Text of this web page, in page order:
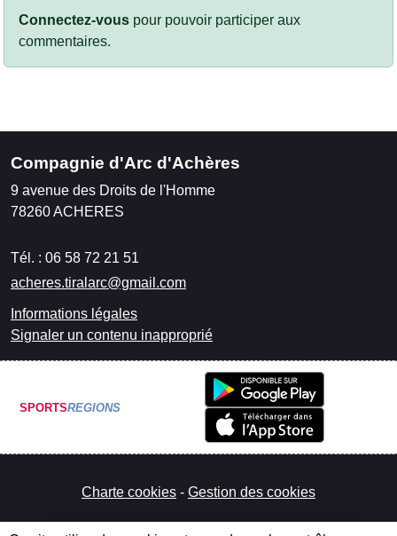
Connectez-vous pour pouvoir participer aux
commentaires.
Compagnie d'Arc d'Achères
9 avenue des Droits de l'Homme
78260ACHERES
Tél. : 06 58 72 21 51
acheres.tiralarc@gmail.com
Informations légales
Signaler un contenu inapproprié
SPORTSREGIONS
Charte cookies Gestion des cookies